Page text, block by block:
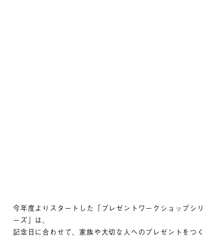
今年度よりスタートした「プレゼントワークショップシリ
ーズ」は、
記念日に合わせて、家族や大切な人へのプレゼントをつく